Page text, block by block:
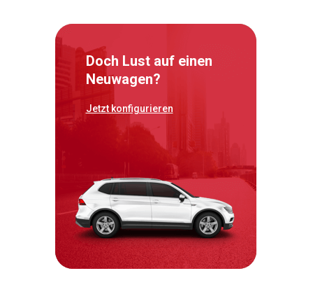
Doch Lust auf einen
Neuwagen?
Jetzt konfigurieren